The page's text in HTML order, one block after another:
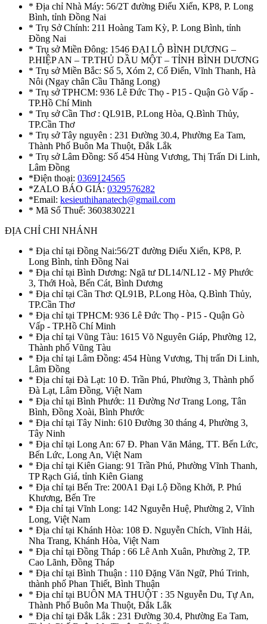
* Địa chỉ Nhà Máy: 56/2T đường Điểu Xiển, KP8, P. Long
Bình, tỉnh Đồng Nai
* Trụ Sở Chính: 211 Hoàng Tam Kỳ, P. Long Bình, tỉnh
Đồng Nai
* Trụ sở Miền Đông: 1546 ĐẠI LỘ BÌNH DƯƠNG –
P.HIỆP AN – TP.THỦ DẦU MỘT – TỈNH BÌNH DƯƠNG
* Trụ sở Miền Bắc: Số 5, Xóm 2, Cổ Điển, Vĩnh Thanh, Hà
Nôi (Ngay chân Cầu Thăng Long)
* Trụ sở TPHCM: 936 Lê Đức Thọ - P15 - Quận Gò Vấp -
TP.Hồ Chí Minh
* Trụ sở Cần Thơ : QL91B, P.Long Hòa, Q.Bình Thủy,
TP.Cần Thơ
* Trụ sở Tây nguyên : 231 Đường 30.4, Phường Ea Tam,
Thành Phố Buôn Ma Thuột, Đắk Lắk
* Trụ sở Lâm Đồng: Số 454 Hùng Vương, Thị Trấn Di Linh,
Lâm Đồng
*Điện thoại: 0369124565
*ZALO BÁO GIÁ: 0329576282
*Email: kesieuthihanatech@gmail.com
* Mã Số Thuế: 3603830221
ĐỊA CHỈ CHI NHÁNH
* Địa chỉ tại Đồng Nai:56/2T đường Điểu Xiển, KP8, P.
Long Bình, tỉnh Đồng Nai
* Địa chỉ tại Bình Dương: Ngã tư DL14/NL12 - Mỹ Phước
3, Thới Hoà, Bến Cát, Bình Dương
* Địa chỉ tại Cần Thơ: QL91B, P.Long Hòa, Q.Bình Thủy,
TP.Cần Thơ
* Địa chỉ tại TPHCM: 936 Lê Đức Thọ - P15 - Quận Gò
Vấp - TP.Hồ Chí Minh
* Địa chỉ tại Vũng Tàu: 1615 Võ Nguyên Giáp, Phường 12,
Thành phố Vũng Tàu
* Địa chỉ tại Lâm Đồng: 454 Hùng Vương, Thị trấn Di Linh,
Lâm Đồng
* Địa chỉ tại Đà Lạt: 10 Đ. Trần Phú, Phường 3, Thành phố
Đà Lạt, Lâm Đồng, Việt Nam
* Địa chỉ tại Bình Phước: 11 Đường Nơ Trang Long, Tân
Bình, Đồng Xoài, Bình Phước
* Địa chỉ tại Tây Ninh: 610 Đường 30 tháng 4, Phường 3,
Tây Ninh
* Địa chỉ tại Long An: 67 Đ. Phan Văn Mảng, TT. Bến Lức,
Bến Lức, Long An, Việt Nam
* Địa chỉ tại Kiên Giang: 91 Trần Phú, Phường Vĩnh Thanh,
TP Rạch Giá, tỉnh Kiên Giang
* Địa chỉ tại Bến Tre: 200A1 Đại Lộ Đồng Khởi, P. Phú
Khương, Bến Tre
* Địa chỉ tại Vĩnh Long: 142 Nguyễn Huệ, Phường 2, Vĩnh
Long, Việt Nam
* Địa chỉ tại Khánh Hòa: 108 Đ. Nguyễn Chích, Vĩnh Hải,
Nha Trang, Khánh Hòa, Việt Nam
* Địa chỉ tại Đồng Tháp : 66 Lê Anh Xuân, Phường 2, TP.
Cao Lãnh, Đồng Tháp
* Địa chỉ tại Bình Thuận : 110 Đặng Văn Ngữ, Phú Trinh,
thành phố Phan Thiết, Bình Thuận
* Địa chỉ tại BUÔN MA THUỘT : 35 Nguyễn Du, Tự An,
Thành Phố Buôn Ma Thuột, Đắk Lắk
* Địa chỉ tại Đắk Lắk : 231 Đường 30.4, Phường Ea Tam,